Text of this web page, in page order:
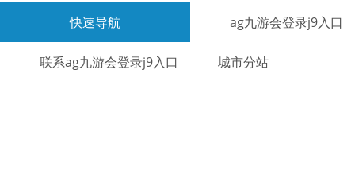
快速导航 ag九游会登录j9入口
联系ag九游会登录j9入口 城市分站